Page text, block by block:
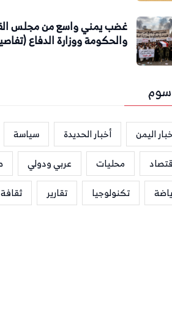
غضب يمني واسع من مجلس
والحكومة ووزارة الدفاع
اليمن أخبار الحديدة
سياسة
محليات عربي ودولي
تكنولوجيا تقارير ثقافة